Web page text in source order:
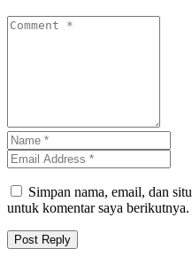
Simpan nama, email, dan
untuk komentar saya berikutnya.